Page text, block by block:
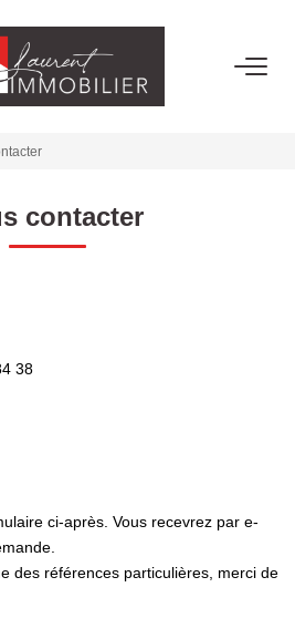
ACHETER
ESTIMER
AGENCES
Tournus
Pont De Vaux
Notre Équipe
Rejoindre
contacter
38
ci-après. Vous recevrez par e-
des références particulières, merci de